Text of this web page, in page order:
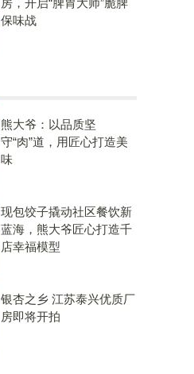
房，开启“脾胃大师”脆脾
保味战
熊大爷：以品质坚
守“肉”道，用匠心打造美
味
现包饺子撬动社区餐饮新
蓝海，熊大爷匠心打造千
店幸福模型
银杏之乡 江苏泰兴优质厂
房即将开拍